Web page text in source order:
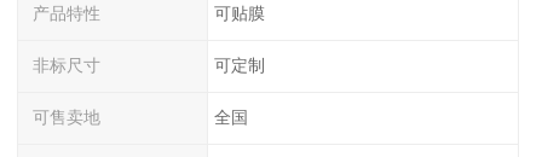
产品特性 可贴膜
非标尺寸 可定制
可售卖地 全国